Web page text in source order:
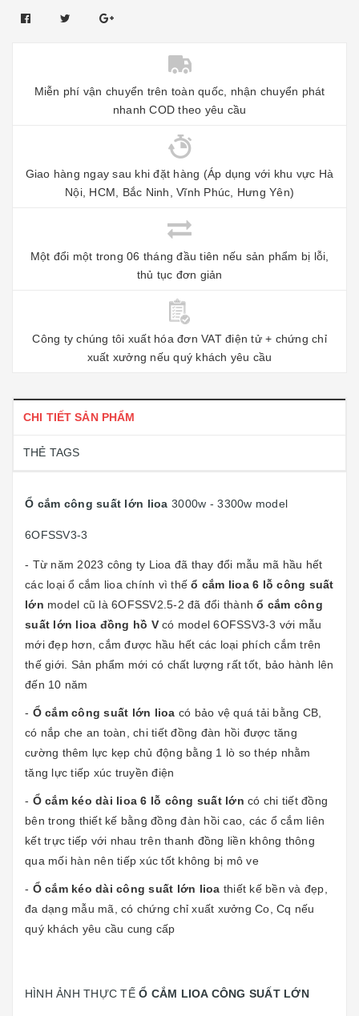
Miễn phí vận chuyển trên toàn quốc, nhận chuyển phát
nhanh COD theo yêu cầu
Giao hàng ngay sau khi đặt hàng (Áp dụng với khu vực Hà
Nội, HCM, Bắc Ninh, Vĩnh Phúc, Hưng Yên)
Một đổi một trong 06 tháng đầu tiên nếu sản phẩm bị lỗi,
thủ tục đơn giản
Công ty chúng tôi xuất hóa đơn VAT điện tử + chứng chỉ
xuất xưởng nếu quý khách yêu cầu
CHI TIẾT SẢN PHẨM
THẺ TAGS
Ổ cắm công suất lớn lioa 3000w - 3300w model
6OFSSV3-3
- Từ năm 2023 công ty Lioa đã thay đổi mẫu mã hầu hết
các loại ổ cắm lioa chính vì thếổ cắm lioa 6 lỗ công suất
lớn model cũ là 6OFSSV2.5-2 đã đổi thànhổ cắm công
suất lớn lioa đồng hồ V có model 6OFSSV3-3 với mẫu
mới đẹp hơn, cắm được hầu hết các loại phích cắm trên
thế giới. Sản phẩm mới có chất lượng rất tốt, bảo hành lên
đến 10 năm
- Ổ cắm công suất lớn lioa có bảo vệ quá tải bằng CB,
có nắp che an toàn, chi tiết đồng đàn hồi được tăng
cường thêm lực kẹp chủ động bằng 1 lò so thép nhằm
tăng lực tiếp xúc truyền điện
- Ổ cắm kéo dài lioa 6 lỗ công suất lớn có chi tiết đồng
bên trong thiết kế bằng đồng đàn hồi cao, các ổ cắm liên
kết trực tiếp với nhau trên thanh đồng liền không thông
qua mối hàn nên tiếp xúc tốt không bị mô ve
- Ổ cắm kéo dài công suất lớn lioa thiết kế bền và đẹp,
đa dạng mẫu mã, có chứng chỉ xuất xưởng Co, Cq nếu
quý khách yêu cầu cung cấp
HÌNH ẢNH THỰC TẾỔ CẮM LIOA CÔNG SUẤT LỚN